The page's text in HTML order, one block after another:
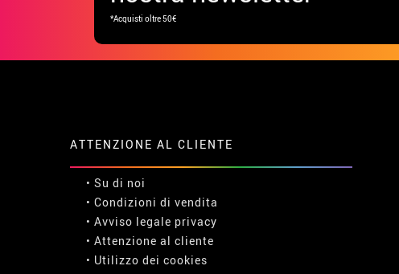
*Acquisti oltre 50€
ATTENZIONE AL CLIENTE
• Su di noi
• Condizioni di vendita
• Avviso legale privacy
• Attenzione al cliente
• Utilizzo dei cookies